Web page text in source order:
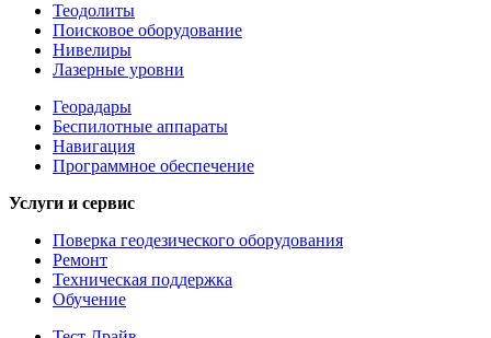
Теодолиты
Поисковое оборудование
Нивелиры
Лазерные уровни
Георадары
Беспилотные аппараты
Навигация
Программное обеспечение
Услуги и сервис
Поверка геодезического оборудования
Ремонт
Техническая поддержка
Обучение